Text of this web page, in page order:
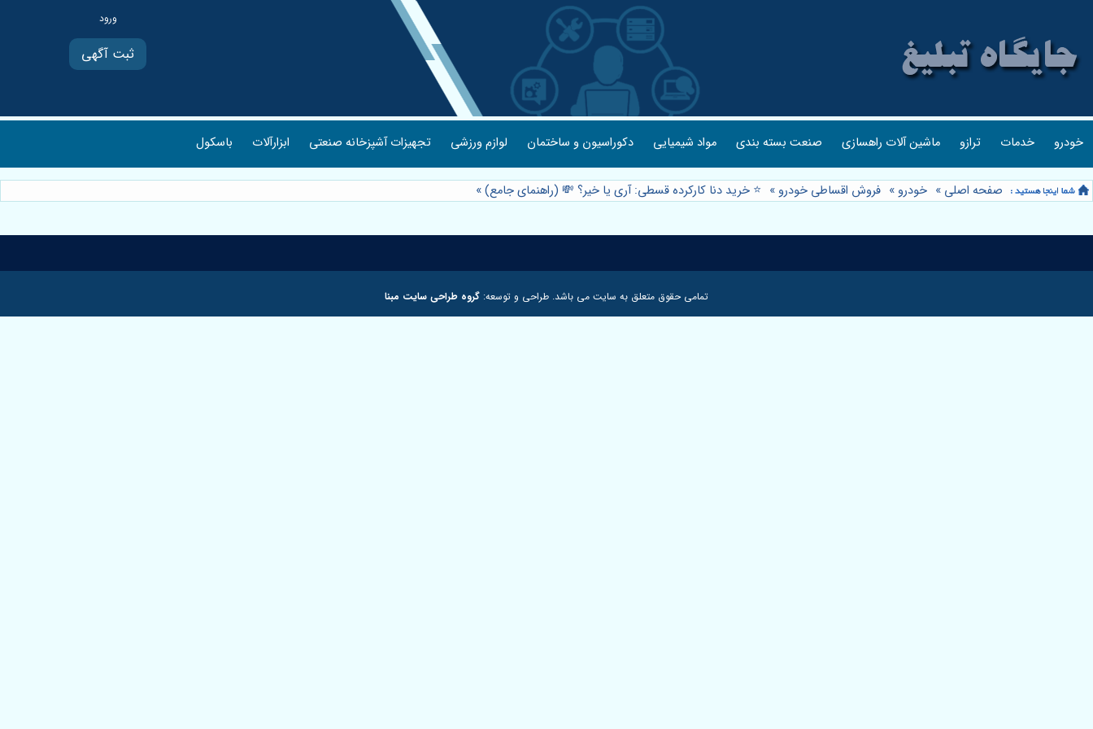
ثبت آگهی
خودرو خدمات ترازو ماشین آلات راهسازی صنعت بسته بندی مواد شیمیایی دکوراسیون و ساختمان لوازم ورزشی تجهیزات آشپزخانه صنعتی ابزارآلات باسکول
صفحه اصلی » خودرو » فروش اقساطی خودرو » ⭐️ خرید دنا کارکرده قسطی: آری یا خیر؟ 💸 (راهنمای جامع)»
تمامی حقوق متعلق به سایت می باشد. طراحی و توسعه: گروه طراحی سایت مبنا